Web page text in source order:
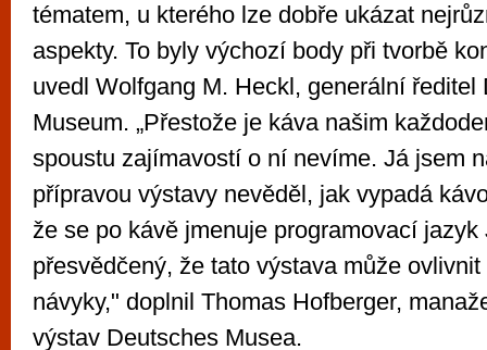
tématem, u kterého lze dobře ukázat
aspekty. To byly výchozí body při tvorbě
uvedl Wolfgang M. Heckl, generální ředitel
Museum. „Přestože je káva našim
spoustu zajímavostí o ní nevíme. Já jsem
přípravou výstavy nevěděl, jak vypadá
že se po kávě jmenuje programovací jazyk
přesvědčený, že tato výstava může
návyky," doplnil Thomas Hofberger,
výstav Deutsches Musea.